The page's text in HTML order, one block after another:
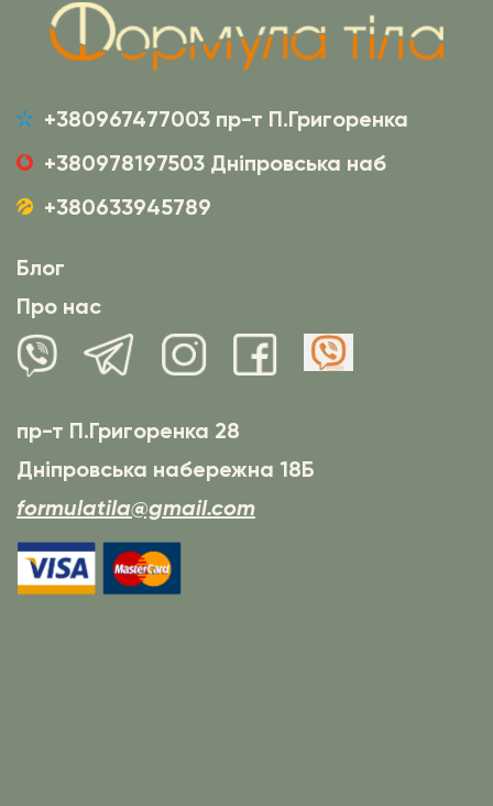
+380967477003 пр-т П.Григоренка
+380978197503 Дніпровська наб
+380633945789
Блог
Про нас
пр-т П.Григоренка 28
Дніпровська набережна 18Б
formulatila@gmail.com